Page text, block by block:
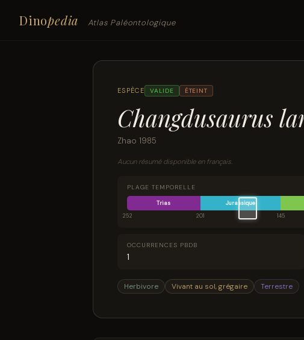
Dinopedia Atlas Paléontologique
ESPÈCE VALIDE ÉTEINT
Changdusaurus
Zhao 1985
Aucun résumé disponible en français.
PLAGE TEMPORELLE
Trias Jurassique
252
201 145
OCCURRENCES PBDB
1
Herbivore Vivant au sol, grégaire Terrestre